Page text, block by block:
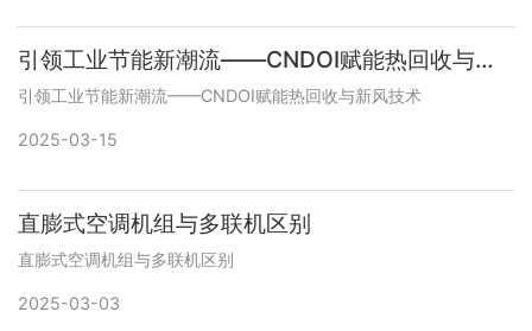
引领工业节能新潮流——CNDOI赋能热回收与新风技术
引领工业节能新潮流——CNDOI赋能热回收与新风技术
2025-03-15
直膨式空调机组与多联机区别
直膨式空调机组与多联机区别
2025-03-03